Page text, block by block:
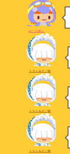
みこち推し
トマトみそご飯
トマトみそご飯
トマトみそご飯